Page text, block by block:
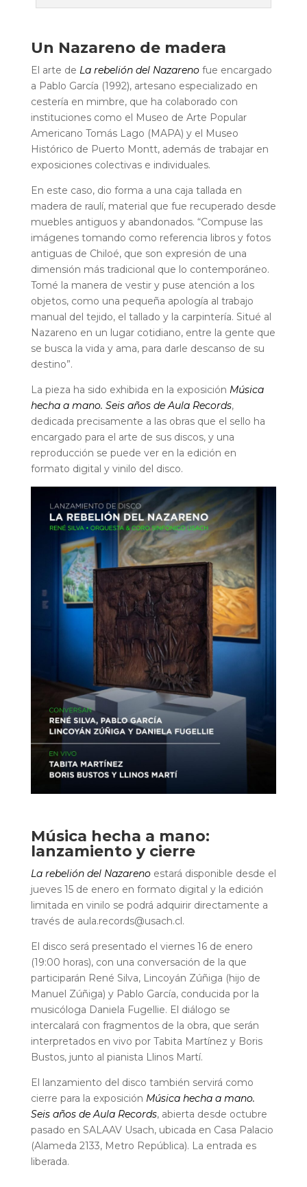
Un Nazareno de madera
El arte de La rebelión del Nazarenofue encargado
a Pablo García (1992), artesano especializado en
cestería en mimbre, que ha colaborado con
instituciones como el Museo de Arte Popular
Americano Tomás Lago (MAPA) y el Museo
Histórico de Puerto Montt, además de trabajar en
exposiciones colectivas e individuales.
En este caso, dio forma a una caja tallada en
madera de raulí, material que fue recuperado desde
muebles antiguos y abandonados. “Compuse las
imágenes tomando como referencia libros y fotos
antiguas de Chiloé, que son expresión de una
dimensión más tradicional que lo contemporáneo.
Tomé la manera de vestir y puse atención a los
objetos, como una pequeña apología al trabajo
manual del tejido, el tallado y la carpintería. Situé al
Nazareno en un lugar cotidiano, entre la gente que
se busca la vida y ama, para darle descanso de su
destino”.
La pieza ha sido exhibida en la exposición Música
hecha a mano. Seis años de Aula Records,
dedicada precisamente a las obras que el sello ha
encargado para el arte de sus discos, y una
reproducción se puede ver en la edición en
formato digital y vinilo del disco.
Música hecha a mano:
lanzamiento y cierre
La rebelión del Nazarenoestará disponible desde el
jueves 15 de enero en formato digital y la edición
limitada en vinilo se podrá adquirir directamente a
través de aula.records@usach.cl.
El disco será presentado el viernes 16 de enero
(19:00 horas), con una conversación de la que
participarán René Silva, Lincoyán Zúñiga (hijo de
Manuel Zúñiga) y Pablo García, conducida por la
musicóloga Daniela Fugellie. El diálogo se
intercalará con fragmentos de la obra, que serán
interpretados en vivo por Tabita Martínez y Boris
Bustos, junto al pianista Llinos Martí.
El lanzamiento del disco también servirá como
cierre para la exposición Música hecha a mano.
Seis años de Aula Records, abierta desde octubre
pasado en SALAAV Usach, ubicada en Casa Palacio
(Alameda 2133, Metro República). La entrada es
liberada.